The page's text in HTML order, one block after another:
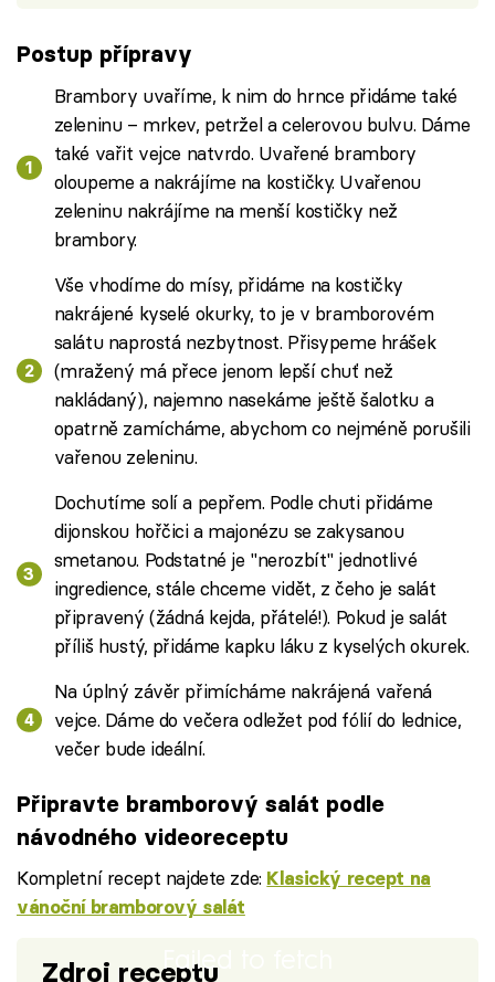
Postup přípravy
Brambory uvaříme, k nim do hrnce přidáme také
zeleninu – mrkev, petržel a celerovou bulvu. Dáme
také vařit vejce natvrdo. Uvařené brambory
oloupeme a nakrájíme na kostičky. Uvařenou
zeleninu nakrájíme na menší kostičky než
brambory.
Vše vhodíme do mísy, přidáme na kostičky
nakrájené kyselé okurky, to je v bramborovém
salátu naprostá nezbytnost. Přisypeme hrášek
(mražený má přece jenom lepší chuť než
nakládaný), najemno nasekáme ještě šalotku a
opatrně zamícháme, abychom co nejméně porušili
vařenou zeleninu.
Dochutíme solí a pepřem. Podle chuti přidáme
dijonskou hořčici a majonézu se zakysanou
smetanou. Podstatné je "nerozbít" jednotlivé
ingredience, stále chceme vidět, z čeho je salát
připravený (žádná kejda, přátelé!). Pokud je salát
příliš hustý, přidáme kapku láku z kyselých okurek.
Na úplný závěr přimícháme nakrájená vařená
vejce. Dáme do večera odležet pod fólií do lednice,
večer bude ideální.
Připravte bramborový salát podle
návodného videoreceptu
Kompletní recept najdete zde: Klasický recept na
vánoční bramborový salát
Failed to fetch
Zdroj receptu